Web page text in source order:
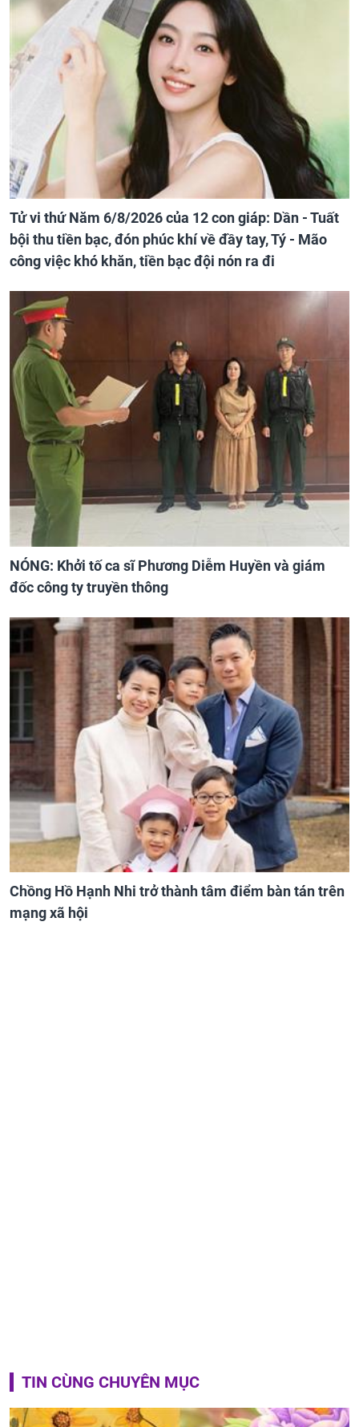
Tử vi thứ Năm 6/8/2026 của 12 con giáp: Dần - Tuất
bội thu tiền bạc, đón phúc khí về đầy tay, Tý - Mão
công việc khó khăn, tiền bạc đội nón ra đi
NÓNG: Khởi tố ca sĩ Phương Diễm Huyền và giám
đốc công ty truyền thông
Chồng Hồ Hạnh Nhi trở thành tâm điểm bàn tán trên
mạng xã hội
TIN CÙNG CHUYÊN MỤC